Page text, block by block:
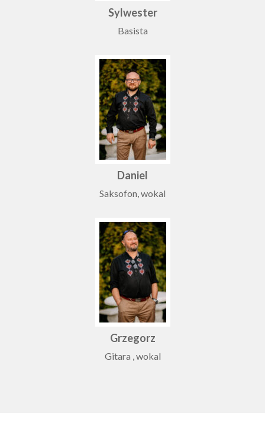
Sylwester
Basista
Daniel
Saksofon, wokal
Grzegorz
Gitara , wokal